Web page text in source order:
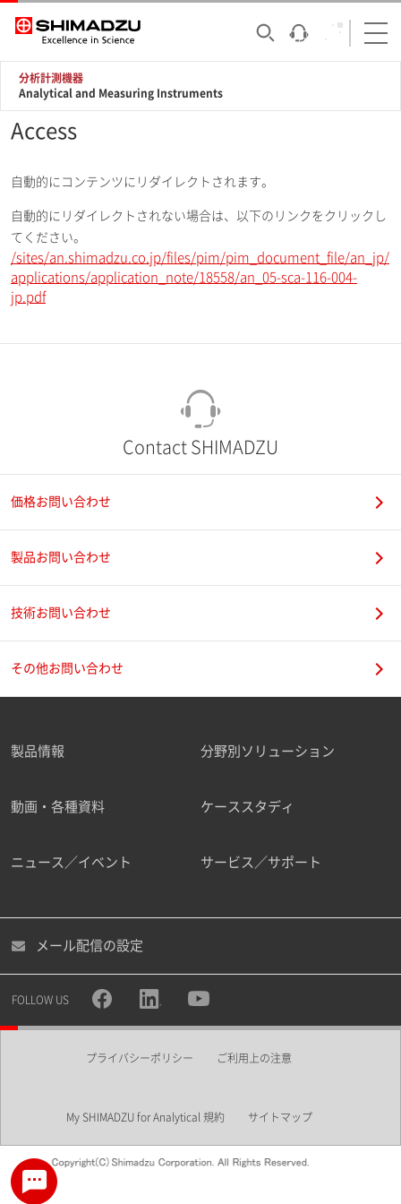
分析計測機器
Analytical and Measuring Instruments
Access
自動的にコンテンツにリダイレクトされます。
自動的にリダイレクトされない場合は、以下のリンクをクリックし
てください。
/sites/an.shimadzu.co.jp/files/pim/pim_document_file/an_jp/
applications/application_note/18558/an_05-sca-116-004-
jp.pdf
Contact SHIMADZU
価格お問い合わせ
製品お問い合わせ
技術お問い合わせ
その他お問い合わせ
製品情報 分野別ソリューション
動画・各種資料 ケーススタディ
ニュース／イベント サービス／サポート
メール配信の設定
FOLLOW US
プライバシーポリシー ご利用上の注意
My SHIMADZU for Analytical 規約 サイトマップ